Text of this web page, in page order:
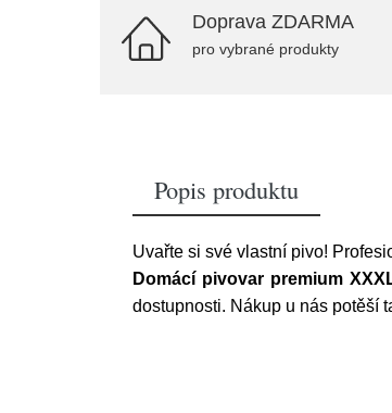
Doprava ZDARMA
pro vybrané produkty
Popis produktu
Uvařte si své vlastní pivo!
Domácí pivovar premium
dostupnosti. Nákup u nás potěší